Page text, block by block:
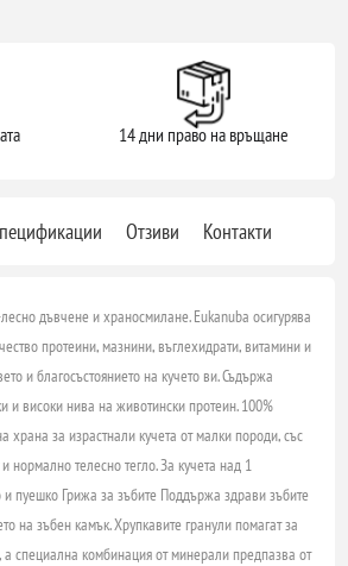
14 дни право на връщане
Отзиви Контакти
дъвчене и храносмилане. Eukanuba осигурява
протеини, мазнини, въглехидрати, витамини и
и благосъстоянието на кучето ви. Съдържа
и високи нива на животински протеин. 100%
храна за израстнали кучета от малки породи, със
нормално телесно тегло.За кучета над 1
и пуешко Грижа за зъбите Поддържа здрави зъбите
на зъбен камък. Хрупкавите гранули помагат за
а специална комбинация от минерали предпазва от